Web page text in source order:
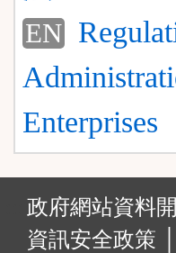
EN
Enterprises
政府網站資料
資訊安全政策 │